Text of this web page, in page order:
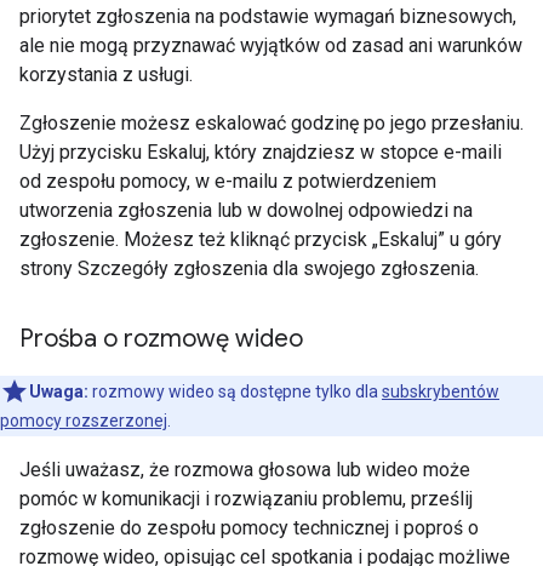
priorytet zgłoszenia na podstawie wymagań biznesowych,
ale nie mogą przyznawać wyjątków od zasad ani warunków
korzystania z usługi.
Zgłoszenie możesz eskalować godzinę po jego przesłaniu.
Użyj przycisku Eskaluj, który znajdziesz w stopce e-maili
od zespołu pomocy, w e-mailu z potwierdzeniem
utworzenia zgłoszenia lub w dowolnej odpowiedzi na
zgłoszenie. Możesz też kliknąć przycisk „Eskaluj” u góry
strony Szczegóły zgłoszenia dla swojego zgłoszenia.
Prośba o rozmowę wideo
Uwaga: rozmowy wideo są dostępne tylko dla subskrybentów
pomocy rozszerzonej
Jeśli uważasz, że rozmowa głosowa lub wideo może
pomóc w komunikacji i rozwiązaniu problemu, prześlij
zgłoszenie do zespołu pomocy technicznej i poproś o
rozmowę wideo, opisując cel spotkania i podając możliwe